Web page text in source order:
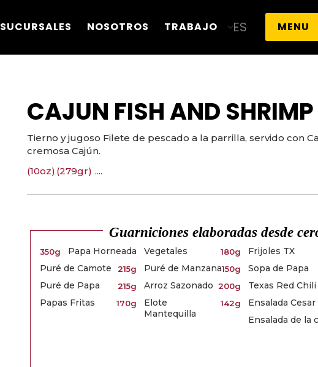
SUCURSALES NOSOTROS TRABAJO ES MENU
CAJUN FISH AND
Tierno y jugoso Filete de pescado a la parrilla, servido con
cremosa Cajún.
(10oz) (279gr) ....
Guarniciones elaboradas desde
350g
Papa Horneada
Puré de Camote
215g
Puré de Papa 215g
Papas Fritas 170g
Vegetales 180g
Puré de Manzana150g
Arroz Sazonado 200g
Elote
Mantequilla
142g
Frijoles TX
Sopa de Papa
Texas Red Chili
Ensalada Cesar
Ensalada de la